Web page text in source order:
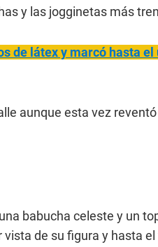
y las jogginetas más
de látex y marcó hasta
aunque esta vez
babucha celeste y un
de su figura y hasta